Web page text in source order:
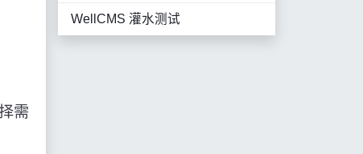
需
WellCMS 灌水测试